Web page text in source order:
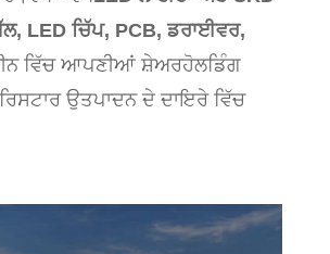
LED ਚਿੱਪ, PCB, ਡਰਾਈਵਰ,
ਵਿੱਚ ਆਪਣੀਆਂ ਸ਼ੇਅਰਹੋਲਡਿੰਗ
ਉਤਪਾਦਨ ਦੇ ਦਾਇਰੇ ਵਿੱਚ